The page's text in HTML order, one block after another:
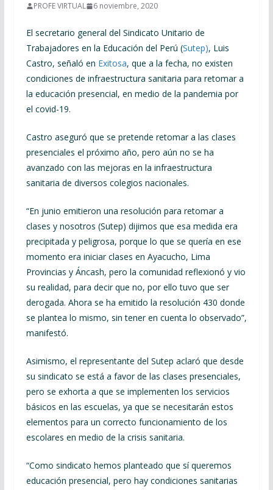
PROFE VIRTUAL 6 noviembre, 2020
El secretario general del Sindicato Unitario de
Trabajadores en la Educación del Perú (Sutep), Luis
Castro, señaló en Exitosa, que a la fecha, no existen
condiciones de infraestructura sanitaria para retomar a
la educación presencial, en medio de la pandemia por
el covid-19.
Castro aseguró que se pretende retomar a las clases
presenciales el próximo año, pero aún no se ha
avanzado con las mejoras en la infraestructura
sanitaria de diversos colegios nacionales.
“En junio emitieron una resolución para retomar a
clases y nosotros (Sutep) dijimos que esa medida era
precipitada y peligrosa, porque lo que se quería en ese
momento era iniciar clases en Ayacucho, Lima
Provincias y Áncash, pero la comunidad reflexionó y vio
su realidad, para decir que no, por ello tuvo que ser
derogada. Ahora se ha emitido la resolución 430 donde
se plantea lo mismo, sin tener en cuenta lo observado”,
manifestó.
Asimismo, el representante del Sutep aclaró que desde
su sindicato se está a favor de las clases presenciales,
pero se exhorta a que se implementen los servicios
básicos en las escuelas, ya que se necesitarán estos
elementos para un correcto funcionamiento de los
escolares en medio de la crisis sanitaria.
“Como sindicato hemos planteado que sí queremos
educación presencial, pero hay condiciones sanitarias